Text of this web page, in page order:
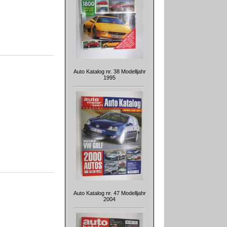
Auto Katalog nr. 38 Modelljahr
1995
Auto Katalog nr. 47 Modelljahr
2004